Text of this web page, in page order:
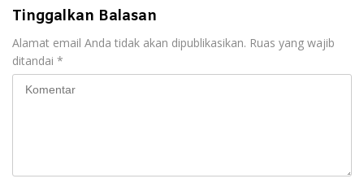
Tinggalkan Balasan
Alamat email Anda tidak akan dipublikasikan. Ruas yang wajib
ditandai *